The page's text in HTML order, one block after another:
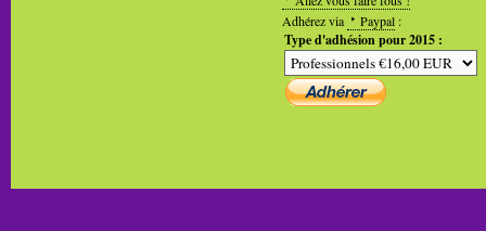
Adhérez via
Paypal :
Type d'adhésion pour 2015 :